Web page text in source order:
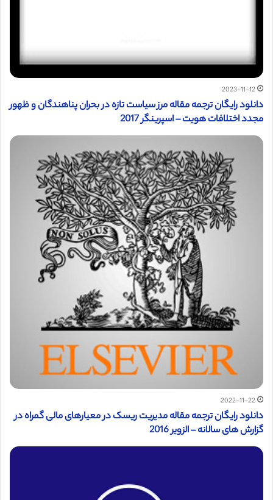
2023-11-12
دانلود رایگان ترجمه مقاله مرز سیاست تازه در بحران پناهندگان و ظهور
مجدد اختلافات هویت – اسپرینگر 2017
2022-11-22
دانلود رایگان ترجمه مقاله مدیریت ریسک در معیارهای مالی گمراه در
گزارش های سالانه – الزویر 2016